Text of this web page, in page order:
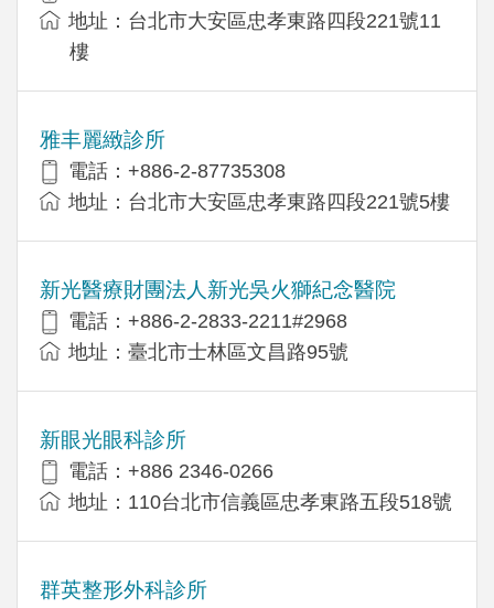
地址：台北市大安區忠孝東路四段221號11
樓
雅丰麗緻診所
電話：+886-2-87735308
地址：台北市大安區忠孝東路四段221號5樓
新光醫療財團法人新光吳火獅紀念醫院
電話：+886-2-2833-2211#2968
地址：臺北市士林區文昌路95號
新眼光眼科診所
電話：+886 2346-0266
地址：110台北市信義區忠孝東路五段518號
群英整形外科診所